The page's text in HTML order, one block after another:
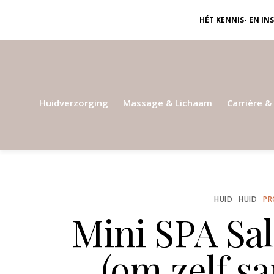
HÉT KENNIS- EN
Huidverzorging Massage & Lichaam Carrière
HUID HUID
Mini SPA